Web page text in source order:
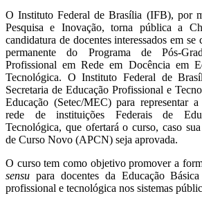
O Instituto Federal de Brasília (IFB), por
Pesquisa e Inovação, torna pública a
candidatura de docentes interessados em se
permanente do Programa de Pós-
Profissional em Rede em Docência em
Tecnológica. O Instituto Federal de
Secretaria de Educação Profissional e
Educação (Setec/MEC) para representar
rede de instituições Federais de
Tecnológica, que ofertará o curso, caso
de Curso Novo (APCN) seja aprovada.
O curso tem como objetivo promover a
sensu para docentes da Educação
profissional e tecnológica nos sistemas